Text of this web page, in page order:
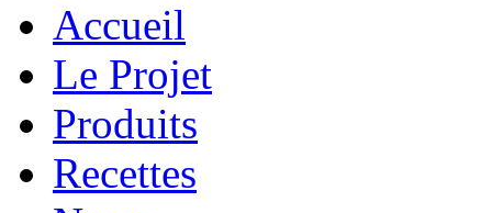
Accueil
Le Projet
Produits
Recettes